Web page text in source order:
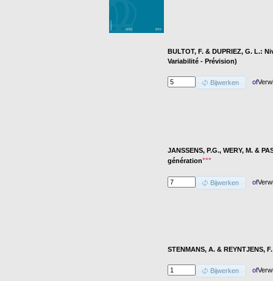
BULTOT, F. & DUPRIEZ, G. L.:
Variabilité - Prévision)
Bijwerken of
JANSSENS, P.G., WERY, M. &
génération***
Bijwerken of
STENMANS, A. &
Bijwerken of